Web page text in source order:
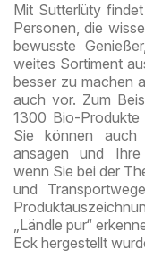
Mit Sutterlüty
Personen, die
bewusste
weites Sortiment
besser zu machen
auch vor. Zum
1300 Bio-
Sie können auch
ansagen und Ihre
wenn Sie bei der
und
„Ländle pur“
Eck hergestellt